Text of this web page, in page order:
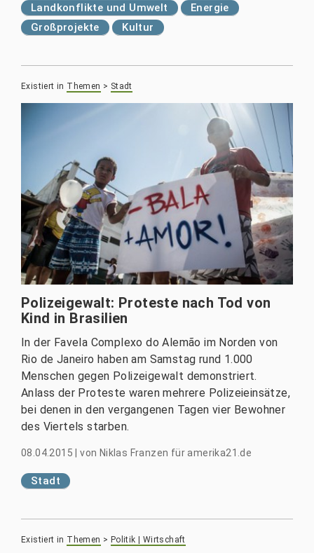
Landkonflikte und Umwelt
Energie
Großprojekte
Kultur
Existiert in Themen > Stadt
Polizeigewalt: Proteste nach Tod von
Kind in Brasilien
In der Favela Complexo do Alemão im Norden von
Rio de Janeiro haben am Samstag rund 1.000
Menschen gegen Polizeigewalt demonstriert.
Anlass der Proteste waren mehrere Polizeieinsätze,
bei denen in den vergangenen Tagen vier Bewohner
des Viertels starben.
08.04.2015 |von Niklas Franzen für amerika21.de
Stadt
Existiert in Themen > Politik | Wirtschaft